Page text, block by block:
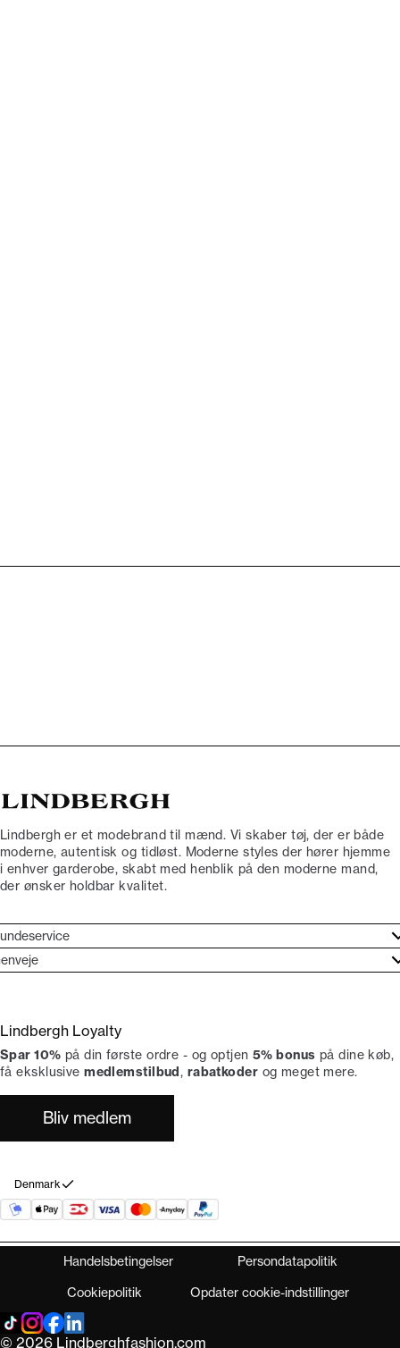
Lindbergh er et modebrand til mænd. Vi skaber tøj, der er både
moderne, autentisk og tidløst. Moderne styles der hører hjemme
i enhver garderobe, skabt med henblik på den moderne mand,
der ønsker holdbar kvalitet.
dit køb
Lindbergh Ambassadør
Lindbergh Loyalty
Spar 10% på din første ordre - og optjen 5% bonus på dine køb,
få eksklusivemedlemstilbud, rabatkoder og meget mere.
Bliv medlem
Denmark
Handelsbetingelser
Persondatapolitik
Cookiepolitik
Opdater cookie-indstillinger
© 2026 Lindberghfashion.com